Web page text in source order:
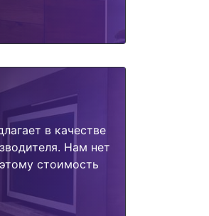
в качестве
Нам нет
стоимость